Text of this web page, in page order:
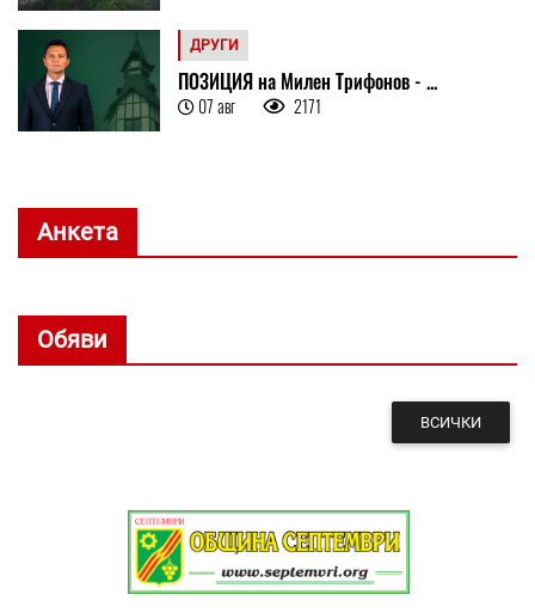
ДРУГИ
ПОЗИЦИЯ на Милен Трифонов - ...
07 авг 2171
Анкета
Обяви
ВСИЧКИ